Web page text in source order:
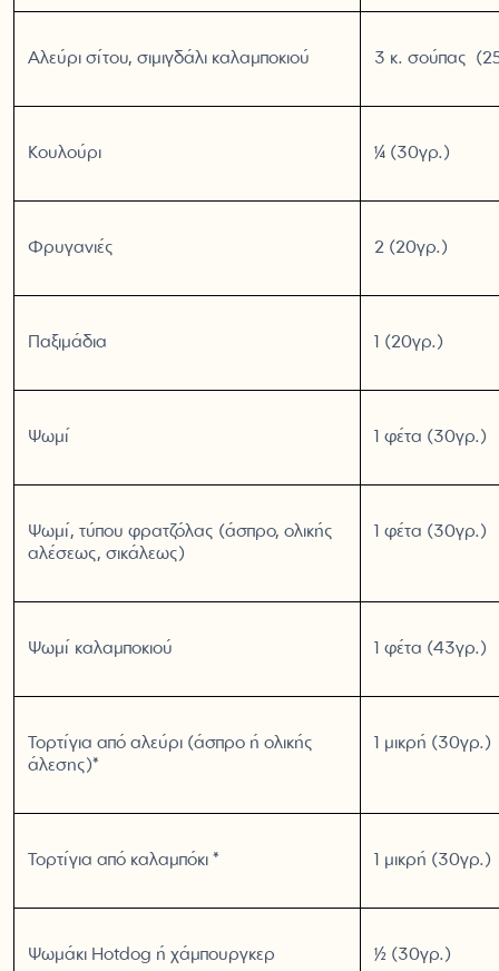
Αλεύρι σίτου, σιμιγδάλι καλαμποκιού 3 κ. σούπας
Κουλούρι ¼ (30γρ.)
Φρυγανιές 2 (20γρ.)
Παξιμάδια 1 (20γρ.)
Ψωμί 1 φέτα (30γρ.)
Ψωμί, τύπου φρατζόλας (άσπρο, ολικής
αλέσεως, σικάλεως)
1 φέτα (30γρ.)
Ψωμί καλαμποκιού 1 φέτα (43γρ.)
Τορτίγια από αλεύρι (άσπρο ή ολικής
άλεσης)*
1 μικρή (30γρ.)
Τορτίγια από καλαμπόκι * 1 μικρή (30γρ.)
Ψωμάκι Hotdog ή χάμπουργκερ ½ (30γρ.)